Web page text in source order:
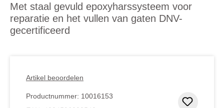
Met staal gevuld epoxyharssysteem voor
reparatie en het vullen van gaten DNV-
gecertificeerd
Artikel beoordelen
Productnummer: 10016153